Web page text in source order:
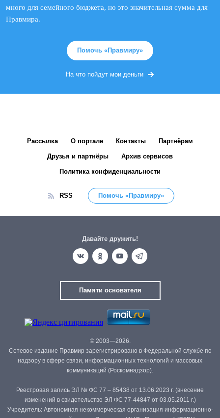
много для семейного бюджета, но это значительная сумма для
Правмира.
Помочь «Правмиру»
На что пойдут мои деньги
Рассылка О портале Контакты Партнёрам
Друзья и партнёры Архив сервисов
Политика конфиденциальности
RSS Помочь «Правмиру»
Давайте дружить!
Памяти основателя
© 2003—2026.
Сетевое издание Правмир зарегистрировано в Федеральной службе по
надзору в сфере связи, информационных технологий и массовых
коммуникаций (Роскомнадзор).
Реестровая запись ЭЛ № ФС 77 – 85438 от 13.06.2023 г. (внесение
изменений в свидетельство ЭЛ ФС 77-44847 от 03.05.2011 г.)
Учредитель: Автономная некоммерческая организация информационно-